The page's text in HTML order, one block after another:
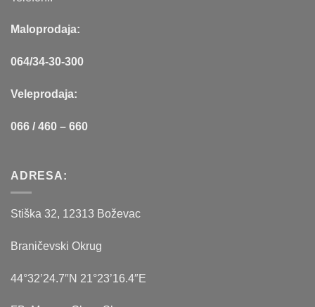
Maloprodaja:
064/34-30-300
Veleprodaja:
066 / 460 – 660
ADRESA:
Stiška 32, 12313 Boževac
Braničevski Okrug
44°32’24.7″N 21°23’16.4″E